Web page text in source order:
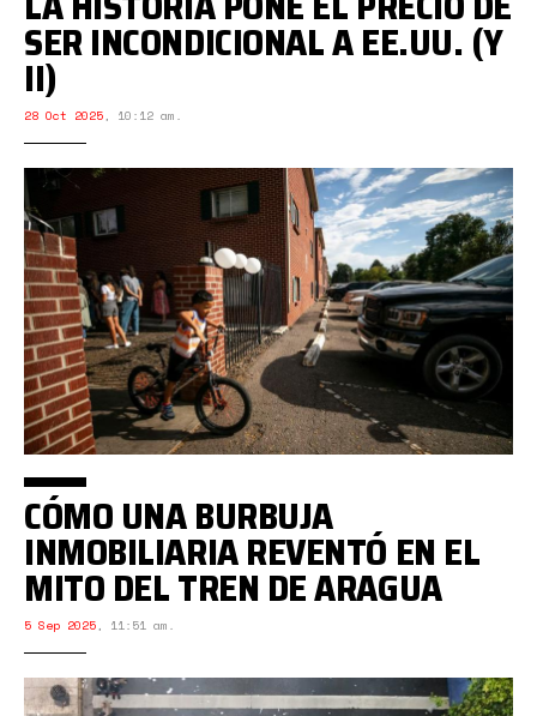
SER INCONDICIONAL A EE.UU. (Y
II)
28 Oct 2025, 10:12 am.
CÓMO UNA BURBUJA
INMOBILIARIA REVENTÓ EN EL
MITO DEL TREN DE ARAGUA
5 Sep 2025, 11:51 am.